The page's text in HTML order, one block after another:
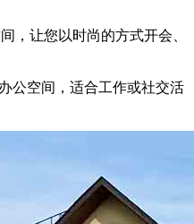
，让您以时尚的方式开会、
公空间，适合工作或社交活